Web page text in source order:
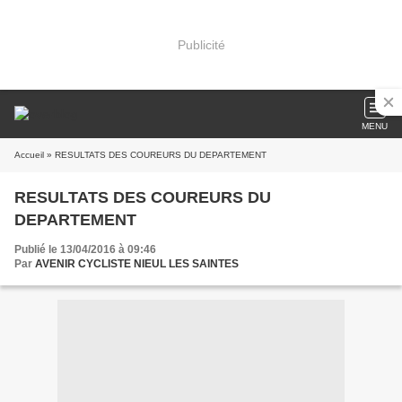
Publicité
MENU
Accueil » RESULTATS DES COUREURS DU DEPARTEMENT
RESULTATS DES COUREURS DU
DEPARTEMENT
Publié le 13/04/2016 à 09:46
Par AVENIR CYCLISTE NIEUL LES SAINTES